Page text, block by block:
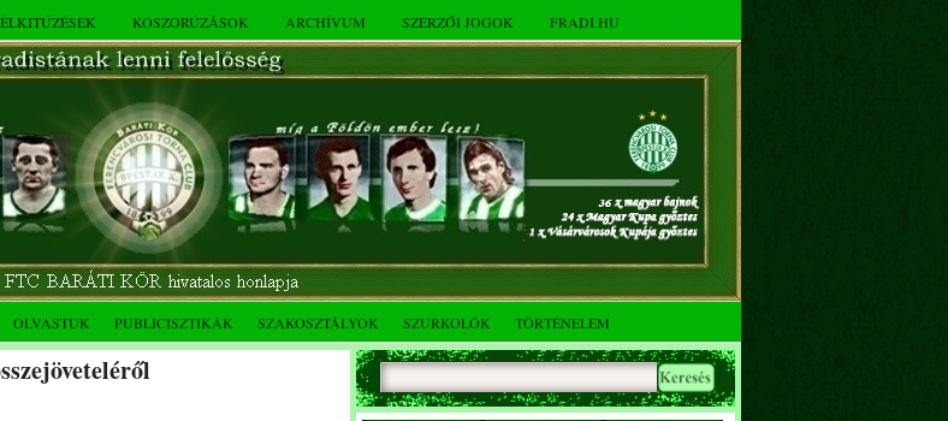
KOSZORÚZÁSOK ARCHÍVUM SZERZŐI JOGOK FRADI.HU
OLVASTUK PUBLICISZTIKÁK SZAKOSZTÁLYOK SZURKOLÓK TÖRTÉNELEM